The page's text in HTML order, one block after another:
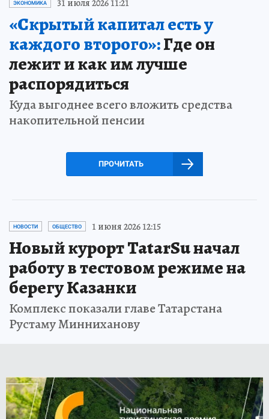
ЭКОНОМИКА 31 июля 2026 11:21
«Скрытый капитал есть у
каждого второго»:Где он
лежит и как им лучше
распорядиться
Куда выгоднее всего вложить средства
накопительной пенсии
ПРОЧИТАТЬ
НОВОСТИ ОБЩЕСТВО 1 июня 2026 12:15
Новый курорт TatarSu начал
работу в тестовом режиме на
берегу Казанки
Комплекс показали главе Татарстана
Рустаму Минниханову